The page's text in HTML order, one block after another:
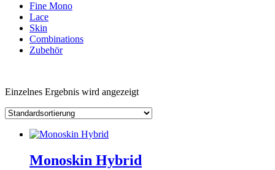
Fine Mono
Lace
Skin
Combinations
Zubehör
Einzelnes Ergebnis wird angezeigt
Monoskin Hybrid